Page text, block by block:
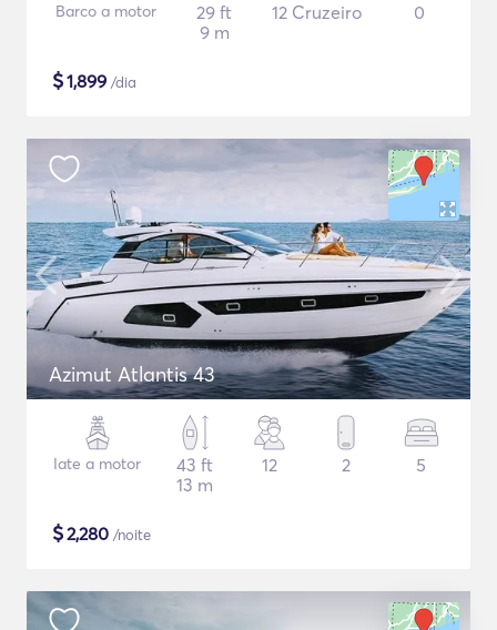
Barco a motor
29 ft
9 m
12 Cruzeiro 0
$1,899 /dia
Azimut Atlantis 43
Iate a motor
43 ft
13 m
12 2 5
$2,280 /noite